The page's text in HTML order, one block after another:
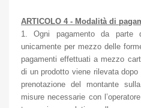
ARTICOLO 4 - Modalità di
1. Ogni pagamento da parte
unicamente per mezzo delle
pagamenti effettuati a mezzo
di un prodotto viene rilevata dopo
prenotazione del montante
misure necessarie con